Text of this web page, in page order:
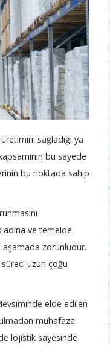
sağladığı ya
bu sayede
bu noktada sahip
adına ve temelde
aşamada zorunludur.
uzun çoğu
elde edilen
muhafaza
lojistik sayesinde